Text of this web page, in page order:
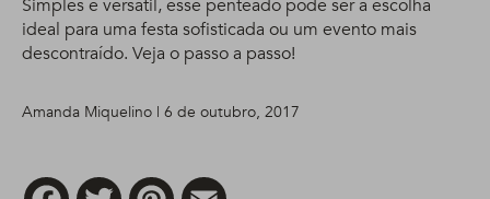
Simples e versátil, esse penteado pode ser a escolha
ideal para uma festa sofisticada ou um evento mais
descontraído. Veja o passo a passo!
Amanda Miquelino | 6 de outubro, 2017
FacebookTwitter Pinterest